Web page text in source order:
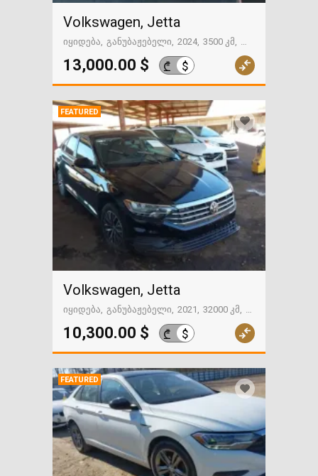
Volkswagen, Jetta
იყიდება განუბაჟებელი 2024 3500 კმ
გზაში. საქართველოსკენ
13,000.00 $ ₾ $
FEATURED
Volkswagen, Jetta
იყიდება განუბაჟებელი 2021
32000 კმ
გზაში. საქართველოსკენ
10,300.00 $ ₾ $
FEATURED